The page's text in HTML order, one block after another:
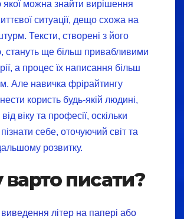
можна знайти вирішення
ситуації, дещо схожа на
Тексти, створені з його
стануть ще більш привабливими
а процес їх написання більш
Але навичка фрірайтингу
користь будь-якій людині,
віку та професії, оскільки
себе, оточуючий світ та
розвитку.
писати?
літер на папері або